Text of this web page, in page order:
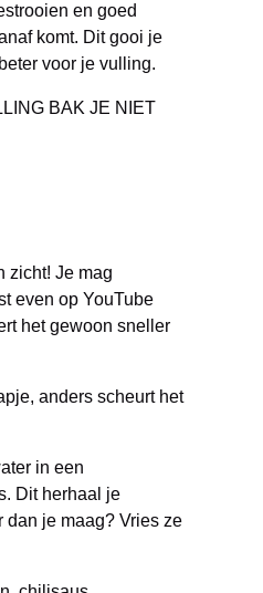
en goed
komt. Dit gooi je
voor je vulling.
BAK JE NIET
zicht! Je mag
even op YouTube
het gewoon sneller
anders scheurt het
in een
Dit herhaal je
dan je maag? Vries ze